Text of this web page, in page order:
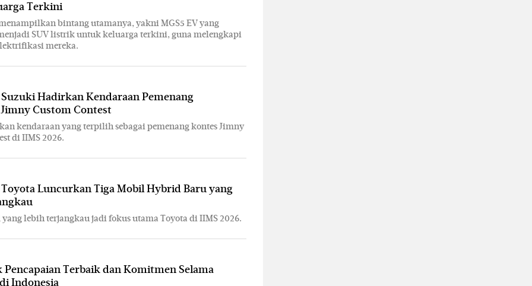
Terkini
bintang utamanya, yakni MGS5 EV yang
SUV listrik untuk keluarga terkini, guna melengkapi
mereka.
Suzuki Hadirkan Kendaraan Pemenang
Custom Contest
kendaraan yang terpilih sebagai pemenang kontes Jimny
di IIMS 2026.
Toyota Luncurkan Tiga Mobil Hybrid Baru yang
lebih terjangkau jadi fokus utama Toyota di IIMS 2026.
Pencapaian Terbaik dan Komitmen Selama
Indonesia